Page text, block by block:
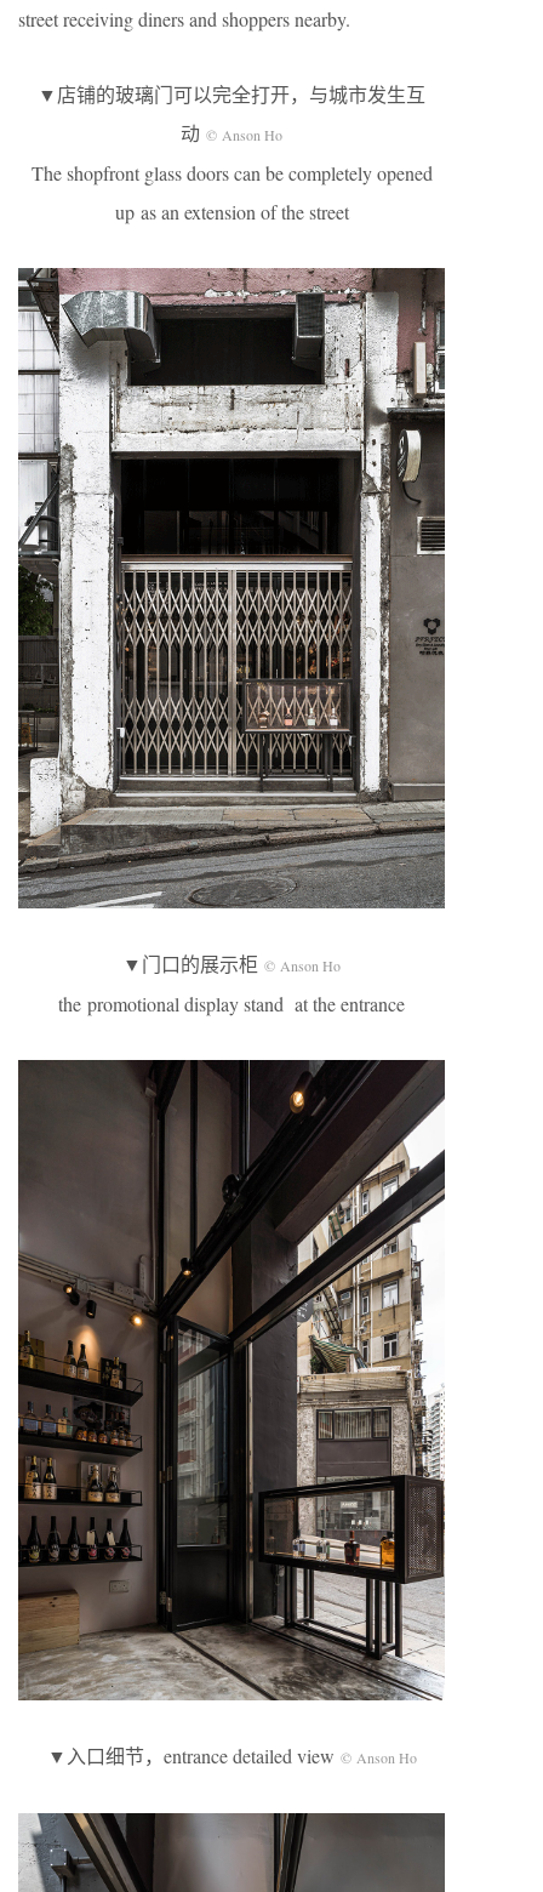
street receiving diners and shoppers nearby.
▼店铺的玻璃门可以完全打开，与城市发生互
动 © Anson Ho
The shopfront glass doors can be completely opened
up as an extension of the street
▼门口的展示柜 © Anson Ho
the promotional display stand at the entrance
▼入口细节，entrance detailed view © Anson Ho